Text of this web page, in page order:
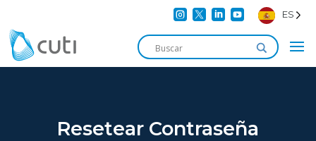
    ES
Resetear Contraseña